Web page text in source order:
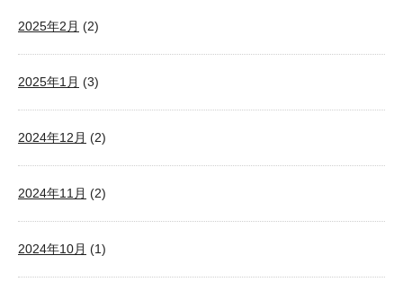
2025年2月 (2)
2025年1月 (3)
2024年12月 (2)
2024年11月 (2)
2024年10月 (1)